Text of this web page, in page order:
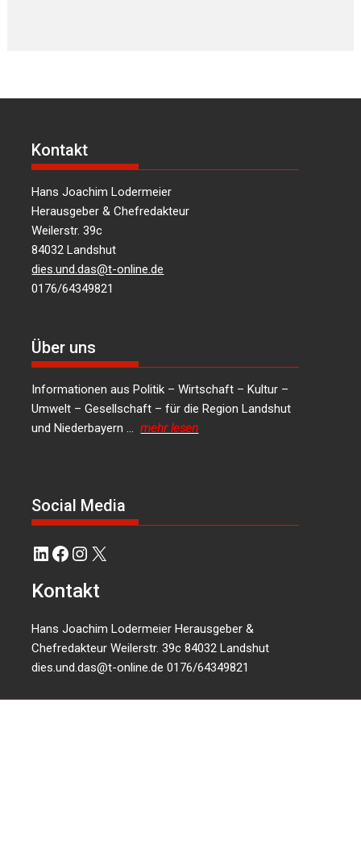
Kontakt
Hans Joachim Lodermeier
Herausgeber & Chefredakteur
Weilerstr. 39c
84032 Landshut
dies.und.das@t-online.de
0176/64349821
Über uns
Informationen aus Politik – Wirtschaft – Kultur –
Umwelt – Gesellschaft – für die Region Landshut
und Niederbayern …mehr lesen
Social Media
LinkedIn
Facebook
Instagram
X
Kontakt
Hans Joachim Lodermeier Herausgeber &
Chefredakteur Weilerstr. 39c 84032 Landshut
dies.und.das@t-online.de 0176/64349821